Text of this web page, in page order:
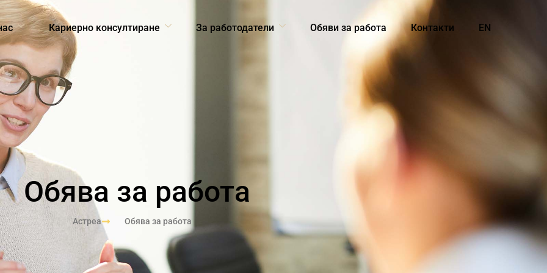
Кариерно консултиране За работодатели Обяви за работа Контакти EN
Обява за работа
Астреа Обява за работа